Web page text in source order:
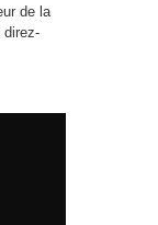
de la
direz-